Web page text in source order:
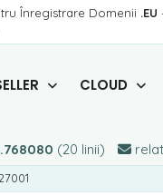
Înregistrare Domenii .EU
CLOUD
(20 linii)